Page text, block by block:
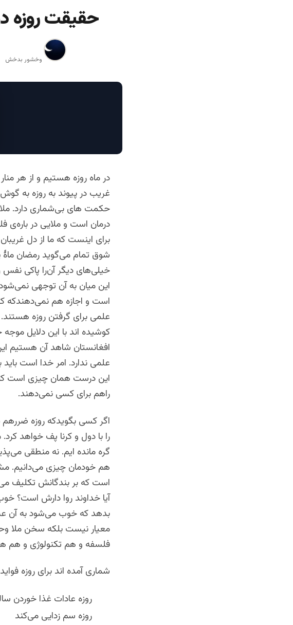
حقیقت روزه
وخشور بدخش
در ماه روزه هستیم و از هر
غریب در پیوند به روزه به
حکمت های بی‌شماری دارد.
درمان است و ملایی در باره‌ی
برای اینست که ما از دل
شوق تمام می‌گوید رمضان
خیلی‌های دیگر آن‌را پاکی نفس
این میان به آن توجهی
است و اجازه هم نمی‌دهندکه
علمی برای گرفتن روزه هستند.
کوشیده اند با این دلایل
افغانستان شاهد آن هستیم
علمی ندارد. امر خدا است
این درست همان چیزی است که
راهم برای کسی نمی‌دهند.
اگر کسی بگویدکه روزه
را با دول و کرنا پف خواهد
گره مانده ایم. نه منطقی
هم خودمان چیزی می‌دانیم.
است که بر بندگانش تکلیف
آیا خداوند روا دارش است؟
بدهد که خوب می‌شود به آن
معیار نیست بلکه سخن
فلسفه و هم تکنولوژی و هم
شماری آمده اند برای روزه
روزه عادات غذا خوردن
روزه سم زدایی می‌کند